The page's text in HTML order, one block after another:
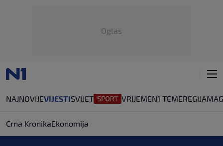
Oglas
NAJNOVIJEVIJESTISVIJET VRIJEMEN1 TEMEREGIJA
Crna KronikaEkonomija